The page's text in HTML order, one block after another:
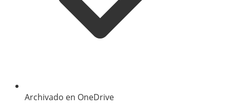
Archivado en OneDrive